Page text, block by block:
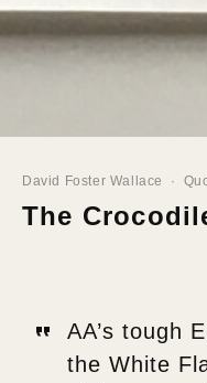
David Foster Wallace ·
The
AA’s tough
the White